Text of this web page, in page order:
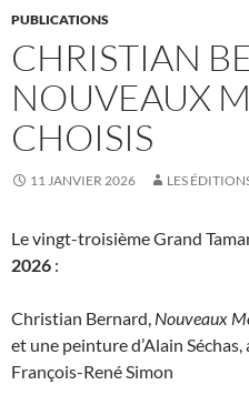
PUBLICATIONS
CHRISTIAN
NOUVEAUX
CHOISIS
11 JANVIER 2026 LES
Le vingt-troisième Grand
2026 :
Christian Bernard, Nouveaux
et une peinture d’Alain Séchas,
François-René Simon